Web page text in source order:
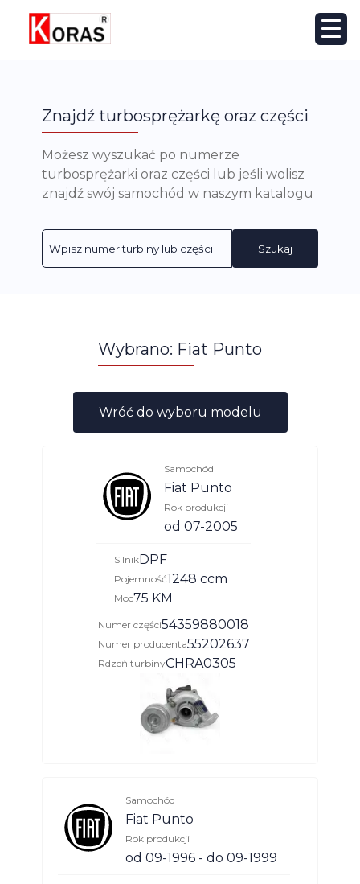
Znajdź turbosprężarkę oraz części
Możesz wyszukać po numerze
turbosprężarki oraz części lub jeśli wolisz
znajdź swój samochód w naszym katalogu
Szukaj
Wybrano: Fiat Punto
Wróć do wyboru modelu
Samochód
Fiat Punto
Rok produkcji
od 07-2005
SilnikDPF
Pojemność1248 ccm
Moc75 KM
Numer części54359880018
Numer producenta55202637
Rdzeń turbinyCHRA0305
Samochód
Fiat Punto
Rok produkcji
od 09-1996 - do 09-1999